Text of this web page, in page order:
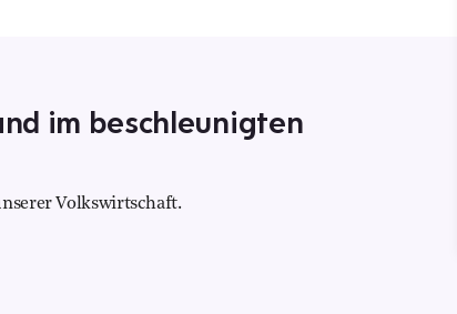
im beschleunigten
Volkswirtschaft.